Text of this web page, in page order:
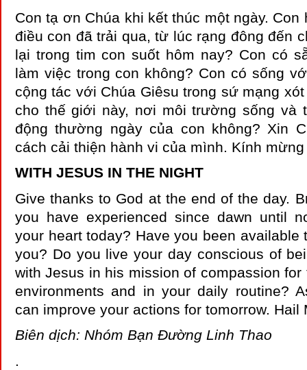
Con tạ ơn Chúa khi kết thúc một ngày. Con
điều con đã trải qua, từ lúc rạng đông đến
lại trong tim con suốt hôm nay? Con có
làm việc trong con không? Con có sống
cộng tác với Chúa Giêsu trong sứ mạng
cho thế giới này, nơi môi trường sống và
động thường ngày của con không? Xin
cách cải thiện hành vi của mình. Kính
WITH JESUS IN THE NIGHT
Give thanks to God at the end of the day.
you have experienced since dawn until
your heart today? Have you been available
you? Do you live your day conscious of
with Jesus in his mission of compassion for
environments and in your daily routine?
can improve your actions for tomorrow.
Biên dịch: Nhóm Bạn Đường Linh Thao
.